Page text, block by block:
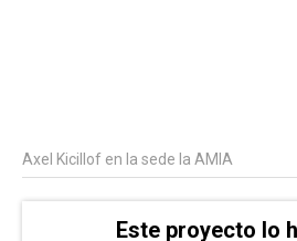
Axel Kicillof en la sede la AMIA
Este proyecto lo